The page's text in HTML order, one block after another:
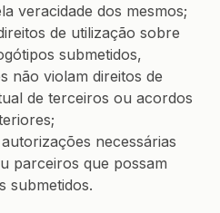
veracidade dos mesmos;
de utilização sobre
submetidos,
não violam direitos de
de terceiros ou acordos
necessárias
parceiros que possam
submetidos.